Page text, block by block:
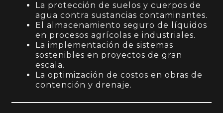
La protección de suelos y cuerpos de
agua contra sustancias contaminantes.
El almacenamiento seguro de líquidos
en procesos agrícolas e industriales.
La implementación de sistemas
sostenibles en proyectos de gran
escala.
La optimización de costos en obras de
contención y drenaje.